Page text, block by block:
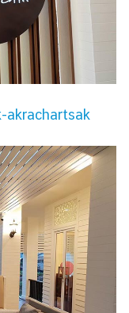
akrachartsak